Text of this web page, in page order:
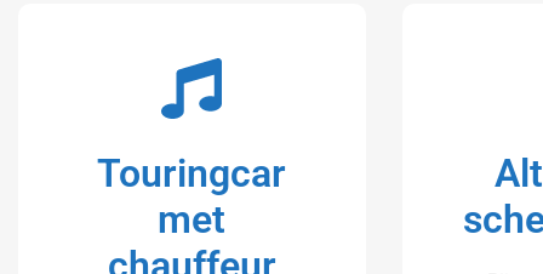
Touringcar
met